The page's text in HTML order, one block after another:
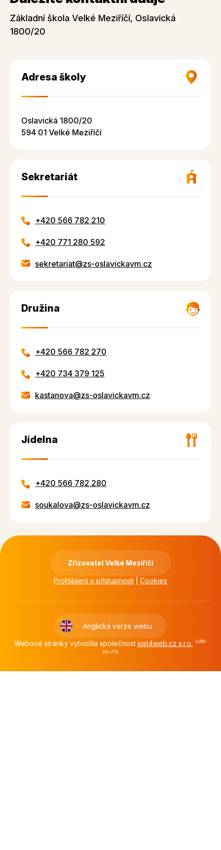
Základní škola Velké Meziříčí, Oslavická
1800/20
Adresa školy
Oslavická 1800/20
594 01 Velké Meziříčí
Sekretariát
+420 566 782 210
+420 771 280 592
sekretariat@zs-oslavickavm.cz
Družina
+420 566 782 270
+420 734 379 125
kastanova@zs-oslavickavm.cz
Jídelna
+420 566 782 280
soukalova@zs-oslavickavm.cz
Zřizovatel Velké Meziříčí
Prohlášení o přístupnosti Cookies
Anglická verze webu
Webové stránky vytvořila společnost just4web.cz s.r.o. (J4W-
RS v7.0)